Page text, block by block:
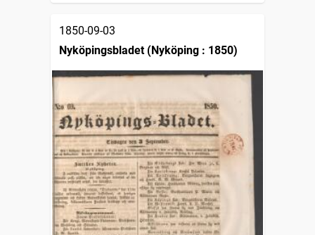
1850-09-03
Nyköpingsbladet (Nyköping : 1850)